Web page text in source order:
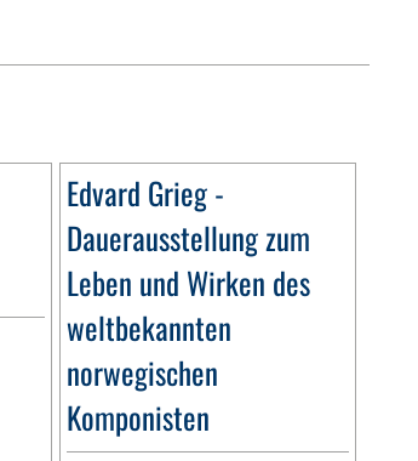
Edvard Grieg -
Dauerausstellung zum
Leben und Wirken des
weltbekannten
norwegischen
Komponisten